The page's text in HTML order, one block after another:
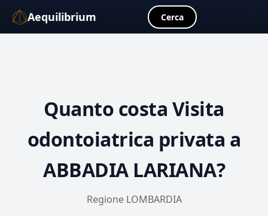
Aequilibrium Cerca
Quanto costa Visita
odontoiatrica privata a
ABBADIA LARIANA?
Regione LOMBARDIA